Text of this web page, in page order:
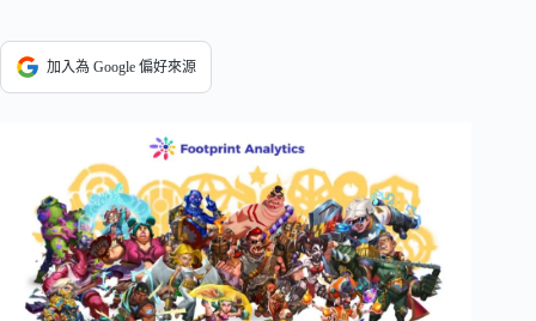
加入為 Google 偏好來源